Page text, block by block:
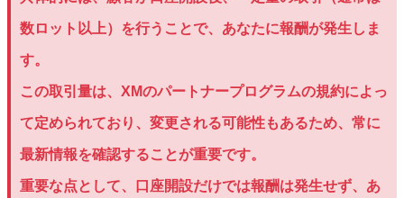
数ロット以上）を行うことで、あなたに報酬が発生しま
す。
この取引量は、XMのパートナープログラムの規約によっ
て定められており、変更される可能性もあるため、常に
最新情報を確認することが重要です。
重要な点として、口座開設だけでは報酬は発生せず、あ